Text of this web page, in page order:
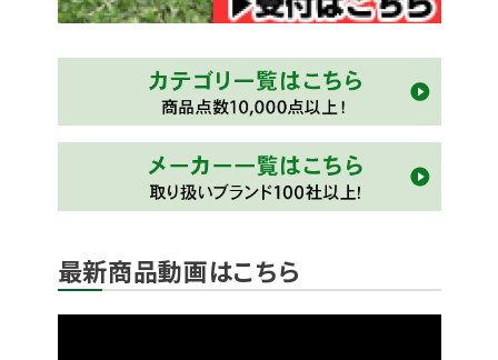
最新商品動画はこちら